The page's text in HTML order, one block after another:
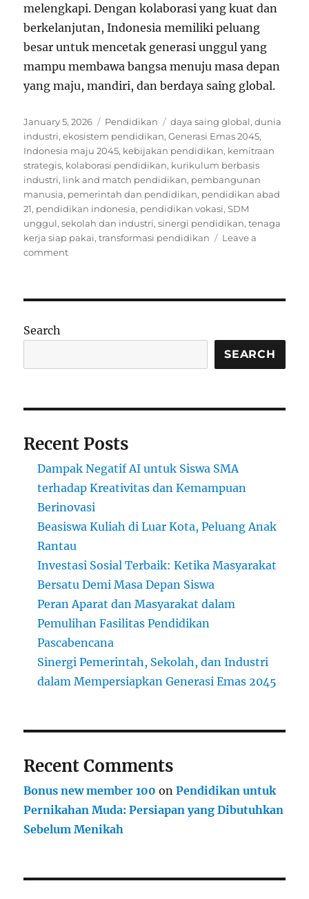
melengkapi. Dengan kolaborasi yang kuat dan
berkelanjutan, Indonesia memiliki peluang
besar untuk mencetak generasi unggul yang
mampu membawa bangsa menuju masa depan
yang maju, mandiri, dan berdaya saing global.
Posted
on
January 5, 2026 Categories
Pendidikan Tags
daya saing global,dunia
industri,ekosistem pendidikan,Generasi Emas 2045,
Indonesia maju 2045, kebijakan pendidikan, kemitraan
strategis, kolaborasi pendidikan, kurikulum berbasis
industri, link and match pendidikan, pembangunan
manusia, pemerintah dan pendidikan, pendidikan abad
21, pendidikan indonesia, pendidikan vokasi,SDM
unggul,sekolah dan industri,sinergi pendidikan,tenaga
kerja siap pakai,transformasi pendidikan
Leave a
commenton
dalam
Generasi
Search
SEARCH
Recent Posts
Dampak Negatif AI untuk Siswa SMA
terhadap Kreativitas dan Kemampuan
Berinovasi
Beasiswa Kuliah di Luar Kota, Peluang Anak
Rantau
Investasi Sosial Terbaik: Ketika Masyarakat
Bersatu Demi Masa Depan Siswa
Peran Aparat dan Masyarakat dalam
Pemulihan Fasilitas Pendidikan
Pascabencana
Sinergi Pemerintah, Sekolah, dan Industri
dalam Mempersiapkan Generasi Emas 2045
Recent Comments
Bonus new member 100 onPendidikan untuk
Pernikahan Muda: Persiapan yang Dibutuhkan
Sebelum Menikah